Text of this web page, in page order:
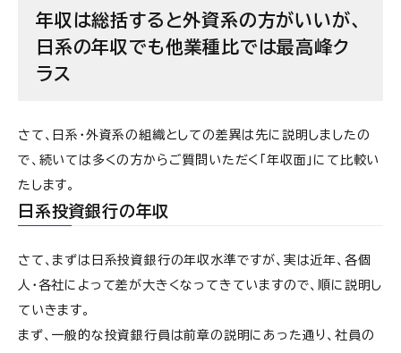
年収は総括すると外資系の方がいいが、
日系の年収でも他業種比では最高峰ク
ラス
さて、日系・外資系の組織としての差異は先に説明しましたの
で、続いては多くの方からご質問いただく「年収面」にて比較い
たします。
日系投資銀行の年収
さて、まずは日系投資銀行の年収水準ですが、実は近年、各個
人・各社によって差が大きくなってきていますので、順に説明し
ていきます。
まず、一般的な投資銀行員は前章の説明にあった通り、社員の